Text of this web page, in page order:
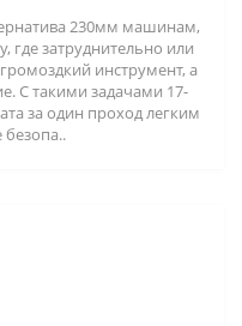
230мм машинам,
где затруднительно или
инструмент, а
С такими задачами 17-
за один проход легким
безопа..